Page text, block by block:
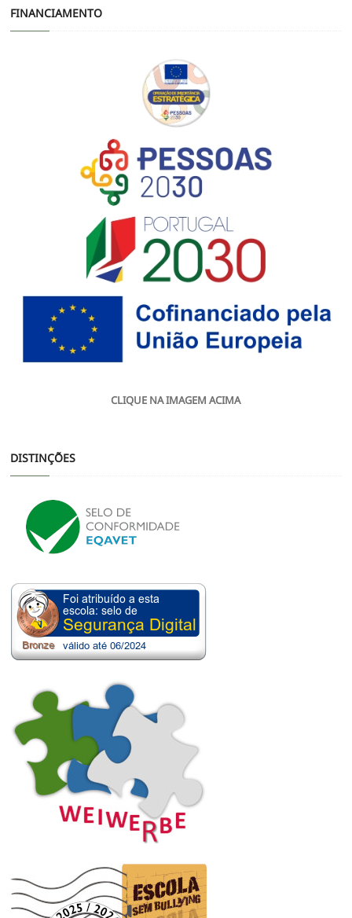
FINANCIAMENTO
CLIQUE NA IMAGEM ACIMA
DISTINÇÕES